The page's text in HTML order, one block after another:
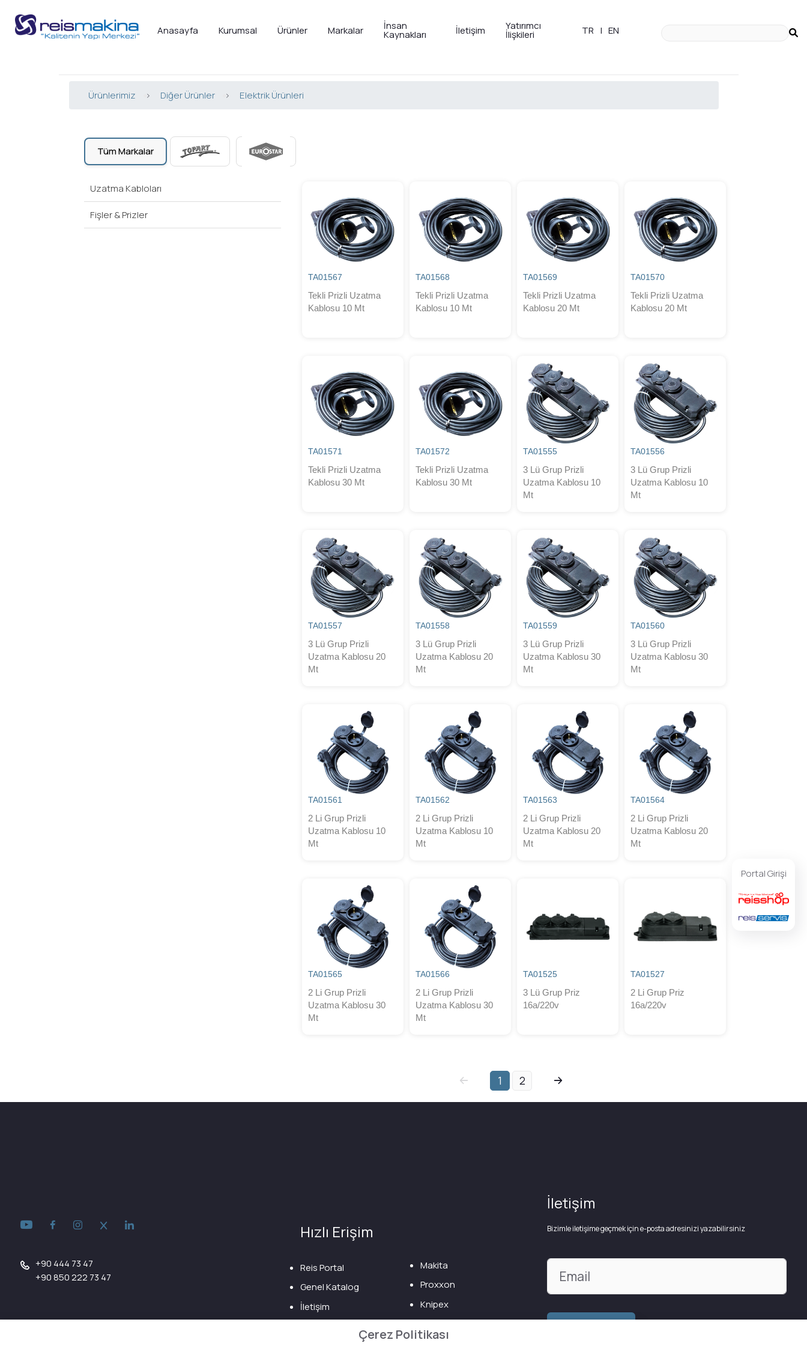
Anasayfa Kurumsal Ürünler Markalar İnsan
Kaynakları İletişim Yatırımcı
İlişkileri TR | EN
Ürünlerimiz > Diğer Ürünler > Elektrik Ürünleri
Tüm Markalar
Uzatma Kabloları
Fişler & Prizler
TA01567
Tekli Prizli Uzatma
Kablosu 10 Mt
TA01568
Tekli Prizli Uzatma
Kablosu 10 Mt
TA01569
Tekli Prizli Uzatma
Kablosu 20 Mt
TA01570
Tekli Prizli Uzatma
Kablosu 20 Mt
TA01571
Tekli Prizli Uzatma
Kablosu 30 Mt
TA01572
Tekli Prizli Uzatma
Kablosu 30 Mt
TA01555
3 Lü Grup Prizli
Uzatma Kablosu 10
Mt
TA01556
3 Lü Grup Prizli
Uzatma Kablosu 10
Mt
TA01557
3 Lü Grup Prizli
Uzatma Kablosu 20
Mt
TA01558
3 Lü Grup Prizli
Uzatma Kablosu 20
Mt
TA01559
3 Lü Grup Prizli
Uzatma Kablosu 30
Mt
TA01560
3 Lü Grup Prizli
Uzatma Kablosu 30
Mt
TA01561
2 Li Grup Prizli
Uzatma Kablosu 10
Mt
TA01562
2 Li Grup Prizli
Uzatma Kablosu 10
Mt
TA01563
2 Li Grup Prizli
Uzatma Kablosu 20
Mt
TA01564
2 Li Grup Prizli
Uzatma Kablosu 20
Mt
TA01565
2 Li Grup Prizli
Uzatma Kablosu 30
Mt
TA01566
2 Li Grup Prizli
Uzatma Kablosu 30
Mt
TA01525
3 Lü Grup Priz
16a/220v
TA01527
2 Li Grup Priz
16a/220v
1 2
Portal Girişi
+90 444 73 47
+90 850 222 73 47
Hızlı Erişim
Reis Portal
Genel Katalog
İletişim
Makita
Proxxon
Knipex
İletişim
Bizimle iletişime geçmek için e-posta adresinizi yazabilirsiniz
Çerez Politikası